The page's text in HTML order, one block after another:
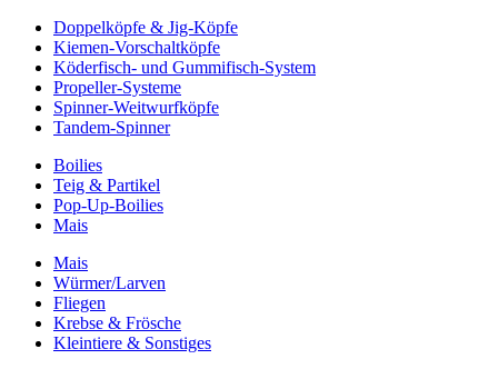
Doppelköpfe & Jig-Köpfe
Kiemen-Vorschaltköpfe
Köderfisch- und Gummifisch-System
Propeller-Systeme
Spinner-Weitwurfköpfe
Tandem-Spinner
Boilies
Teig & Partikel
Pop-Up-Boilies
Mais
Mais
Würmer/Larven
Fliegen
Krebse & Frösche
Kleintiere & Sonstiges